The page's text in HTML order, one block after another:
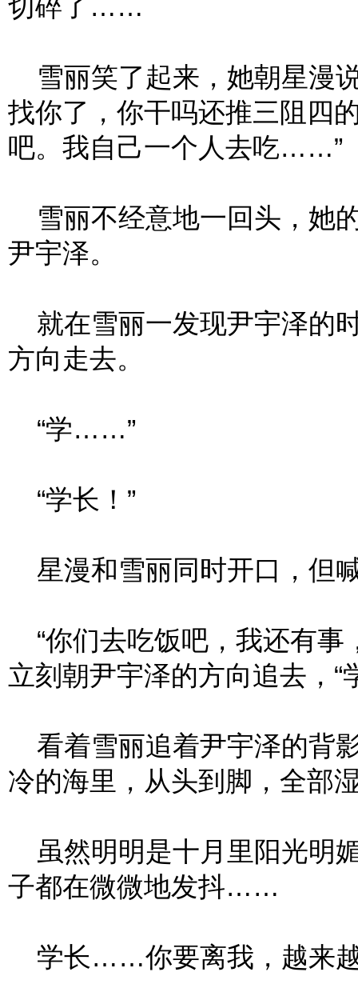
切碎了……
雪丽笑了起来，她朝星漫
找你了，你干吗还推三阻四
吧。我自己一个人去吃……”
雪丽不经意地一回头，她
尹宇泽。
就在雪丽一发现尹宇泽的
方向走去。
“学……”
“学长！”
星漫和雪丽同时开口，但
“你们去吃饭吧，我还有事
立刻朝尹宇泽的方向追去，“
看着雪丽追着尹宇泽的背
冷的海里，从头到脚，全
虽然明明是十月里阳光明
子都在微微地发抖……
学长……你要离我，越来